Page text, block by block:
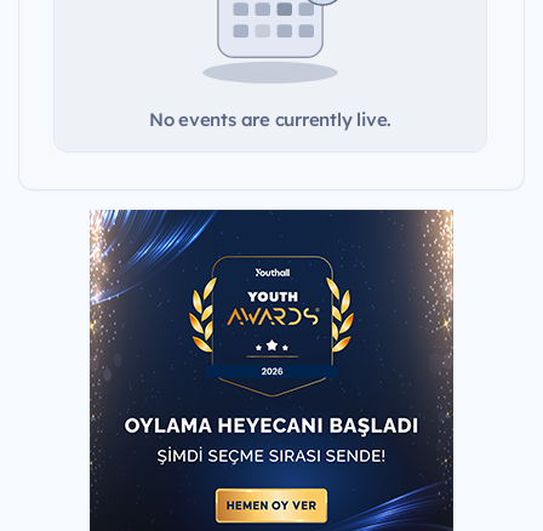
No events are currently live.